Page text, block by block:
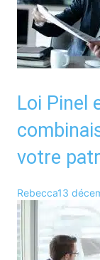
Loi Pinel
votre
Rebecca13